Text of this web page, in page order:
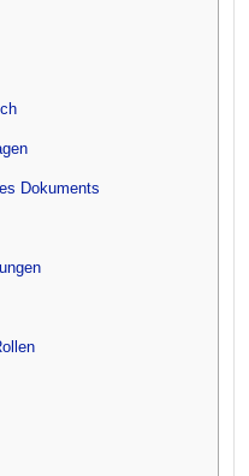
Dokuments